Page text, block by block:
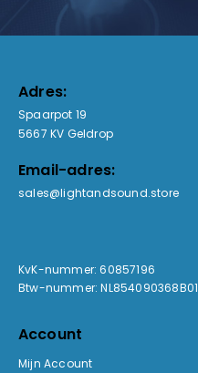
Adres:
Spaarpot 19
5667 KV Geldrop
Email-adres:
sales@lightandsound.store
KvK-nummer: 60857196
Btw-nummer: NL854090368B01
Account
Mijn Account